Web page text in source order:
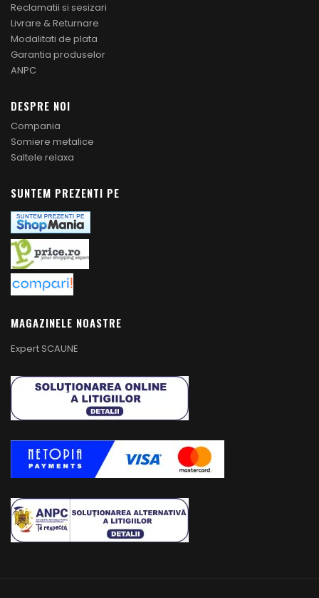
Reclamatii si sesizari
Livrare & Returnare
Modalitati de plata
Garantia produselor
ANPC
DESPRE NOI
Compania
Somiere metalice
Saltele relaxa
SUNTEM PREZENTI PE
MAGAZINELE NOASTRE
Expert SCAUNE